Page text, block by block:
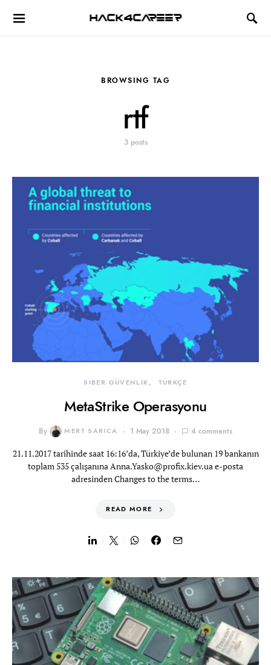
Hack4Career
BROWSING TAG
rtf
3 posts
SİBER GÜVENLİK TÜRKÇE
MetaStrike Operasyonu
By MERT SARICA 1 May 2018 4 comments
21.11.2017 tarihinde saat 16:16’da, Türkiye’de bulunan 19 bankanın
toplam 535 çalışanınaAnna.Yasko@profix.kiev.uae-posta
adresinden Changes to the terms…
READ MORE